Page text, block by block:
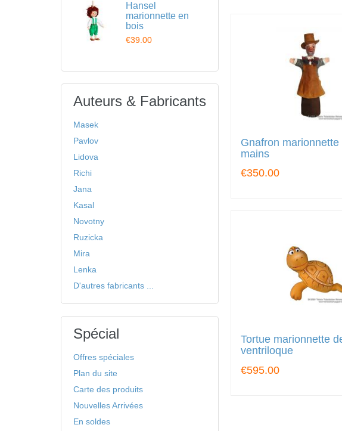
Gnafron marionnette
mains
€350.00
Tortue marionnette
ventriloque
€595.00
Hansel
marionnette en
bois
€39.00
Auteurs & Fabricants
Masek
Pavlov
Lidova
Richi
Jana
Kasal
Novotny
Ruzicka
Mira
Lenka
D'autres fabricants ...
Spécial
Offres spéciales
Plan du site
Carte des produits
Nouvelles Arrivées
En soldes